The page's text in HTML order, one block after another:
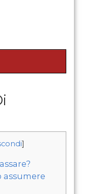
]
assumere